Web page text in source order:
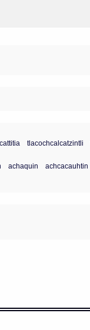
tlacochcalcatzintli
achaquin achcacauhtin